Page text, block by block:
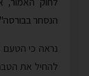
הנסחר
נראה כי
להחיל את